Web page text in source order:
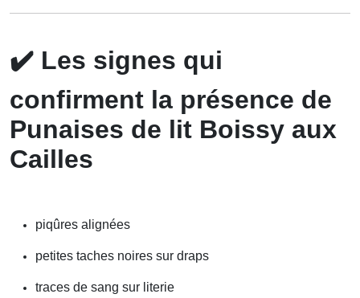
✔️ Les signes qui
confirment la présence de
Punaises de lit Boissy aux
Cailles
piqûres alignées
petites taches noires sur draps
traces de sang sur literie